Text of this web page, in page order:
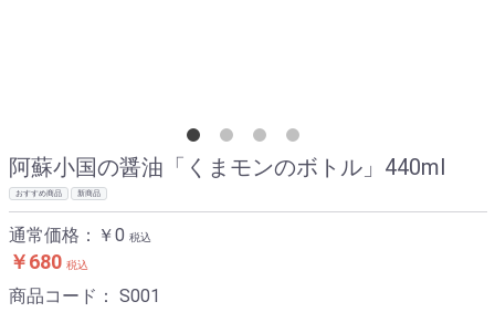
阿蘇小国の醤油「くまモンのボトル」440ml
おすすめ商品 新商品
通常価格： ￥0 税込
￥680 税込
商品コード： S001